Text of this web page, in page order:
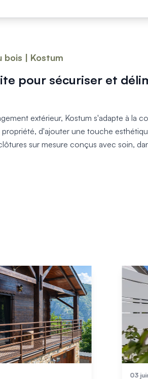
pour sécuriser et
bois | Kostum
extérieur, Kostum s'adapte à
d'ajouter une touche
sur mesure conçus avec soin,
01